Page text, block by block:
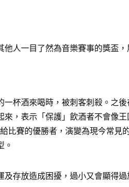
人一目了然為音樂賽事的獎盃
杯酒來喝時，被刺客刺殺。之
，表示「保護」飲酒者不會像
賽的優勝者，演變為現今常見
。
存放造成困擾，過小又會顯得